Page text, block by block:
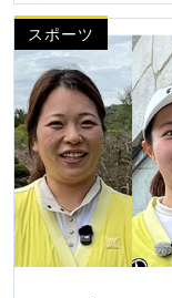
スポーツ